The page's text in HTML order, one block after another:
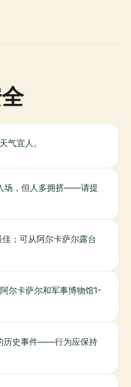
气宜人。
场，但人多拥挤——请提
；可从阿尔卡萨尔露台
尔卡萨尔和军事博物馆1-
历史事件——行为应保持